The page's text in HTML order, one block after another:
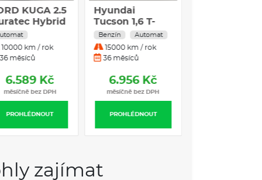
KUGA 2.5
Hybrid
Titanium
10000 km / rok
36 měsíců
PROHLÉDNOUT
6.589 Kč
měsíčně bez DPH
Hyundai
Tucson 1,6 T-
GDI GO CZECH
4×2 110 kW DCT
Benzín Automat
15000 km / rok
36 měsíců
PROHLÉDNOUT
6.956 Kč
měsíčně bez DPH
zajímat